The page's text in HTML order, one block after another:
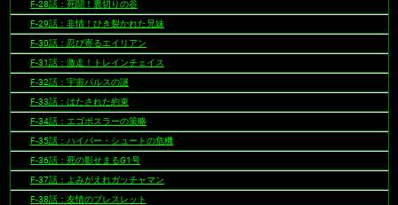
F-28話：死闘！裏切りの谷
F-29話：非情！ひき裂かれた兄妹
F-30話：忍び寄るエイリアン
F-31話：激走！トレインチェイス
F-32話：宇宙パルスの謎
F-33話：はたされた約束
F-34話：エゴボスラーの策略
F-35話：ハイパー・シュートの危機
F-36話：死の影せまるG1号
F-37話：よみがえれガッチャマン
F-38話：友情のブレスレット